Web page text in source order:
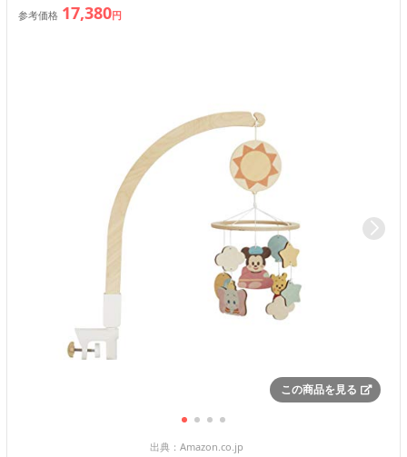
参考価格 17,380円
この商品を見る
出典： Amazon.co.jp